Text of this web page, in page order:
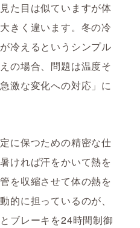
た目は似ていますが体
きく違います。冬の冷
冷えるというシンプル
の場合、問題は温度そ
激な変化への対応」に
に保つための精密な仕
ければ汗をかいて熱を
を収縮させて体の熱を
的に担っているのが、
ブレーキを24時間制御